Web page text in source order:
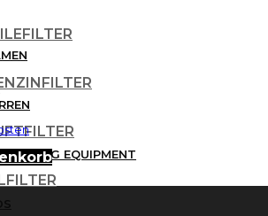
FILTER
RACING EQUIPMENT